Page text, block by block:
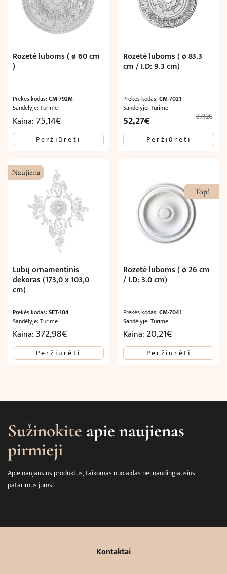
Rozetė luboms ( ø 60 cm
)
Prekės kodas: CM-792M
Sandėlyje: Turime
Kaina: 75,14€
Peržiūrėti
Rozetė luboms ( ø 83.3
cm / I.D: 9.3 cm)
Prekės kodas:CM-7021
Sandėlyje: Turime
87,12€
Original
price
was:
52,27€
price
is:
Peržiūrėti
Naujiena
Lubų ornamentinis
dekoras (173,0 x 103,0
cm)
Prekės kodas: SET-104
Sandėlyje: Turime
Kaina: 372,98€
Peržiūrėti
Top!
Rozetė luboms ( ø 26 cm
/ I.D: 3.0 cm)
Prekės kodas:CM-7041
Sandėlyje: Turime
Kaina: 20,21€
Peržiūrėti
Sužinokite apie naujienas
pirmieji
Apie naujausius produktus, taikomas nuolaidas bei naudingiausius
patarimus jums!
Kontaktai